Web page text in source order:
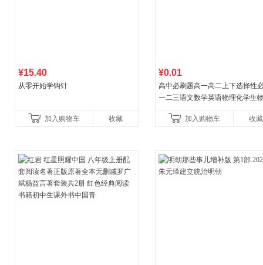
¥15.40
从零开始学钩针
加入购物车 收藏
¥0.01
高中必刷题高一高二上下选择性
一二三语文数学英语物理化学生
教辅资料加入购物车 收藏